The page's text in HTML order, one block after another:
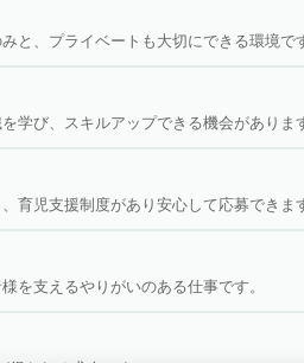
＿＿＿＿＿＿＿＿＿＿＿＿
当日、往診の必要性や、患者様の
と、プライベートも大切にできる環境で
学び、スキルアップできる機会がありま
育児支援制度があり安心して応募できま
を支えるやりがいのある仕事です。